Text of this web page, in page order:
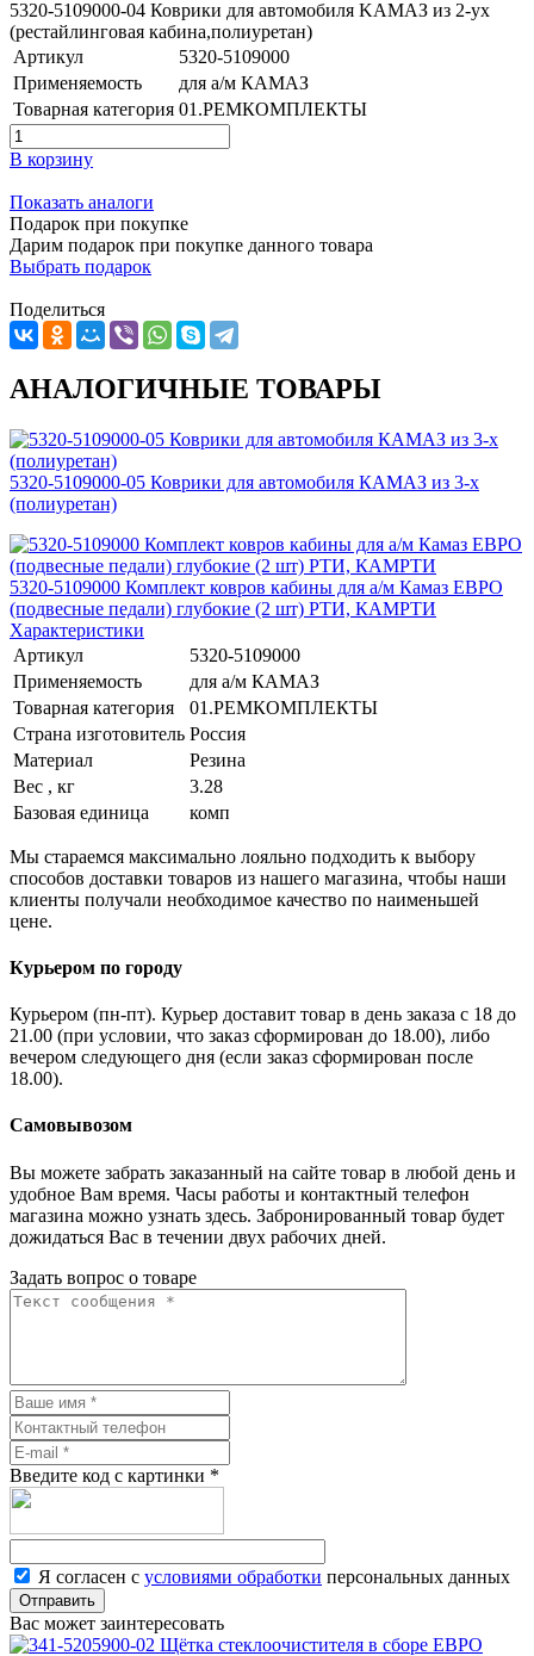
5320-5109000-04 Коврики для автомобиля KAMAЗ из 2-ух
(рестайлинговая кабина,полиуретан)
Артикул
5320-5109000
Применяемость
для а/м КАМАЗ
Товарная категория 01.РЕМКОМПЛЕКТЫ
В корзину
Показать аналоги
Подарок при покупке
Дарим подарок при покупке данного товара
Выбрать подарок
Поделиться
АНАЛОГИЧНЫЕ ТОВАРЫ
5320-5109000-05 Коврики для автомобиля КАМАЗ из 3-х
(полиуретан)
5320-5109000 Комплект ковров кабины для а/м Камаз ЕВРО
(подвесные педали) глубокие (2 шт) РТИ, КАМРТИ
Характеристики
Артикул
5320-5109000
Применяемость
для а/м КАМАЗ
Товарная категория
01.РЕМКОМПЛЕКТЫ
Страна изготовитель Россия
Материал
Резина
Вес , кг
3.28
Базовая единица
комп
Мы стараемся максимально лояльно подходить к выбору
способов доставки товаров из нашего магазина, чтобы наши
клиенты получали необходимое качество по наименьшей
цене.
Курьером по городу
Курьером (пн-пт). Курьер доставит товар в день заказа с 18 до
21.00 (при условии, что заказ сформирован до 18.00), либо
вечером следующего дня (если заказ сформирован после
18.00).
Самовывозом
Вы можете забрать заказанный на сайте товар в любой день и
удобное Вам время. Часы работы и контактный телефон
магазина можно узнать здесь. Забронированный товар будет
дожидаться Вас в течении двух рабочих дней.
Задать вопрос о товаре
Введите код с картинки *
Я согласен с условиями обработки персональных данных
Отправить
Вас может заинтересовать